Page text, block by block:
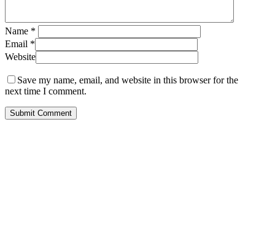
Name *
Email *
Website
Save my name, email, and website in this browser for the
next time I comment.